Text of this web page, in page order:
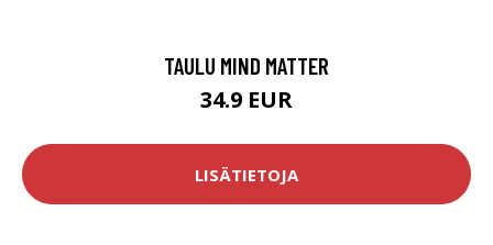
TAULU MIND MATTER
34.9 EUR
LISÄTIETOJA